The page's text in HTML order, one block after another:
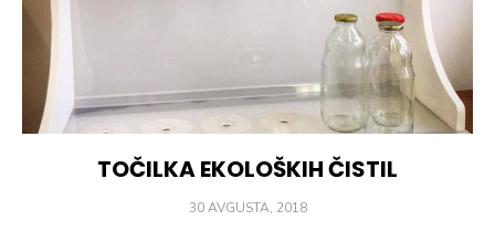
TOČILKA EKOLOŠKIH ČISTIL
POSTED
30 AVGUSTA, 2018